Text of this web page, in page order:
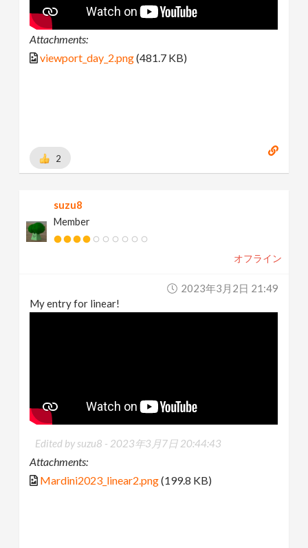
Attachments:
viewport_day_2.png(481.7 KB)
2
suzu8
Member
オフライン
2023年3月2日 21:49
My entry for linear!
Edited by suzu8 - 2023年3月7日 20:44:43
Attachments:
Mardini2023_linear2.png(199.8 KB)